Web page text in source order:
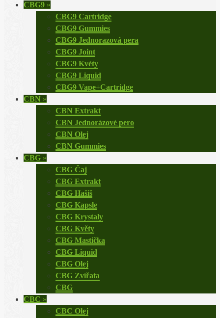
CBG9 »
CBG9 Cartridge
CBG9 Gummies
CBG9 Jednorazová pera
CBG9 Joint
CBG9 Kvéty
CBG9 Liquid
CBG9 Vape+Cartridge
CBN »
CBN Extrakt
CBN Jednorázové pero
CBN Olej
CBN Gummies
CBG »
CBG Čaj
CBG Extrakt
CBG Hašiš
CBG Kapsle
CBG Krystaly
CBG Květy
CBG Mastička
CBG Liquid
CBG Olej
CBG Zvířata
CBG
CBC »
CBC Olej